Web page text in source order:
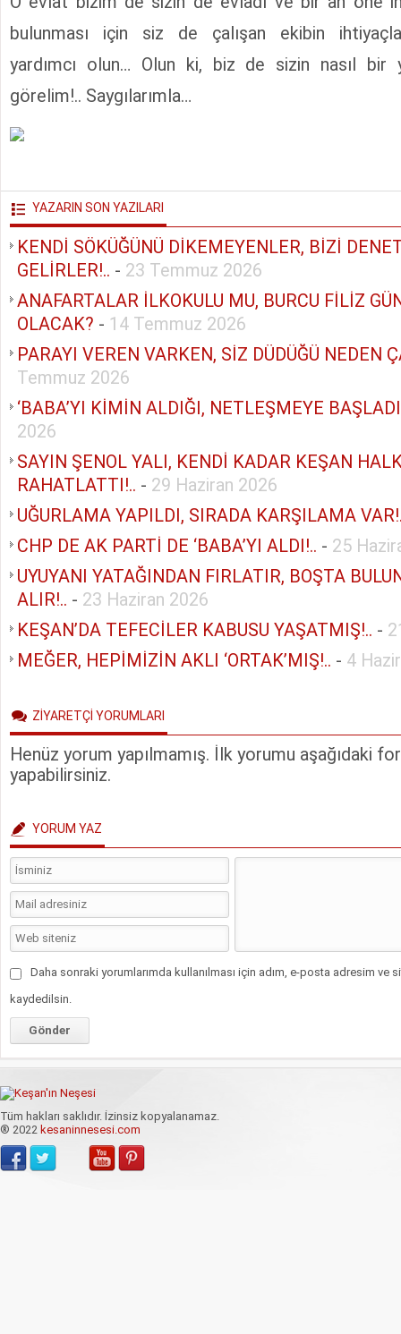
bulunması için siz de çalışan ekibin
yardımcı olun… Olun ki, biz de sizin nasıl bir
görelim!.. Saygılarımla…
YAZARIN SON YAZILARI
KENDİ SÖKÜĞÜNÜ DİKEMEYENLER, BİZİ
GELİRLER!.. - 23 Temmuz 2026
ANAFARTALAR İLKOKULU MU, BURCU FİLİZ
OLACAK? - 14 Temmuz 2026
PARAYI VEREN VARKEN, SİZ DÜDÜĞÜ NEDEN
Temmuz 2026
‘BABA’YI KİMİN ALDIĞI, NETLEŞMEYE
2026
SAYIN ŞENOL YALI, KENDİ KADAR KEŞAN
RAHATLATTI!.. - 29 Haziran 2026
UĞURLAMA YAPILDI, SIRADA KARŞILAMA
CHP DE AK PARTİ DE ‘BABA’YI ALDI!.. - 25
UYUYANI YATAĞINDAN FIRLATIR, BOŞTA
ALIR!.. - 23 Haziran 2026
KEŞAN’DA TEFECİLER KABUSU YAŞATMIŞ!.. -
MEĞER, HEPİMİZİN AKLI ‘ORTAK’MIŞ!.. - 4
ZİYARETÇİ YORUMLARI
Henüz yorum yapılmamış. İlk yorumu aşağıdaki
yapabilirsiniz.
YORUM YAZ
Daha sonraki yorumlarımda kullanılması için adım, e-posta adresim ve
kaydedilsin.
Tüm hakları saklıdır. İzinsiz kopyalanamaz.
® 2022 kesaninnesesi.com